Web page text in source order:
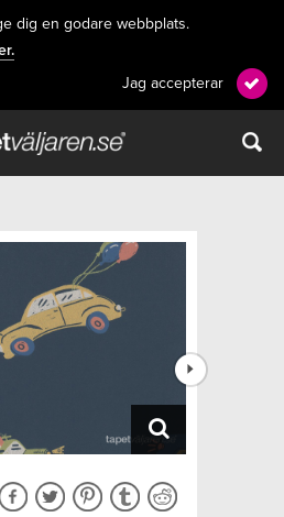
dig en godare webbplats.
Jag accepterar